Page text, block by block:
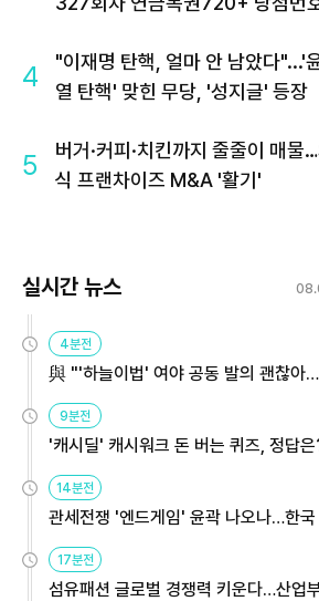
4
"이재명 탄핵, 얼마 안 남았다"...'
열 탄핵' 맞힌 무당, '성지글' 등장
5
버거·커피·치킨까지 줄줄이 매물…
식 프랜차이즈 M&A '활기'
실시간 뉴스
4분전
與 "'하늘이법' 여야 공동 발의 괜찮아
9분전
'캐시딜' 캐시워크 돈 버는 퀴즈, 정답
14분전
관세전쟁 '엔드게임' 윤곽 나오나…한
용해야
17분전
섬유패션 글로벌 경쟁력 키운다…산업